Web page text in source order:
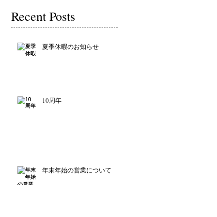
Recent Posts
夏季休暇のお知らせ
10周年
年末年始の営業について